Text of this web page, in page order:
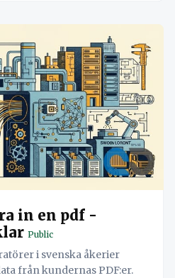
in en pdf -
Public
i svenska åkerier
från kundernas PDF:er.